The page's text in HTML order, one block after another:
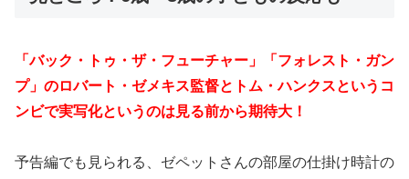
「バック・トゥ・ザ・フューチャー」「フォレスト・ガン
プ」のロバート・ゼメキス監督とトム・ハンクスというコ
ンビで実写化というのは見る前から期待大！
予告編でも見られる、ゼペットさんの部屋の仕掛け時計の